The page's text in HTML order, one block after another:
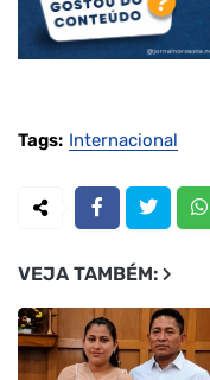
Tags: Internacional
VEJA TAMBÉM: